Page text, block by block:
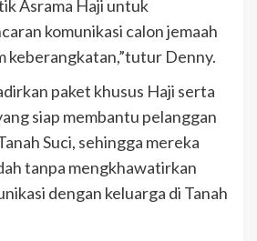
Asrama Haji untuk
komunikasi calon jemaah
keberangkatan,”tutur Denny.
paket khusus Haji serta
siap membantu pelanggan
Suci, sehingga mereka
tanpa mengkhawatirkan
dengan keluarga di Tanah